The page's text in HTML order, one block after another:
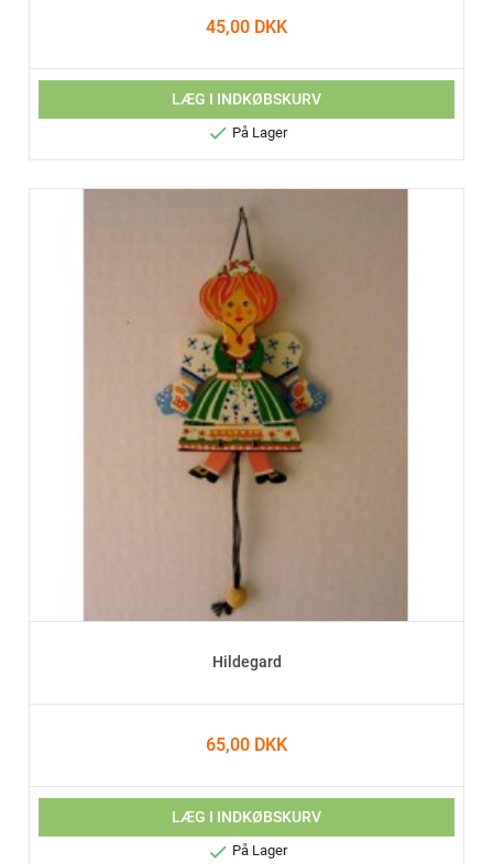
45,00 DKK
LÆG I INDKØBSKURV
 På Lager
Hildegard
65,00 DKK
LÆG I INDKØBSKURV
 På Lager